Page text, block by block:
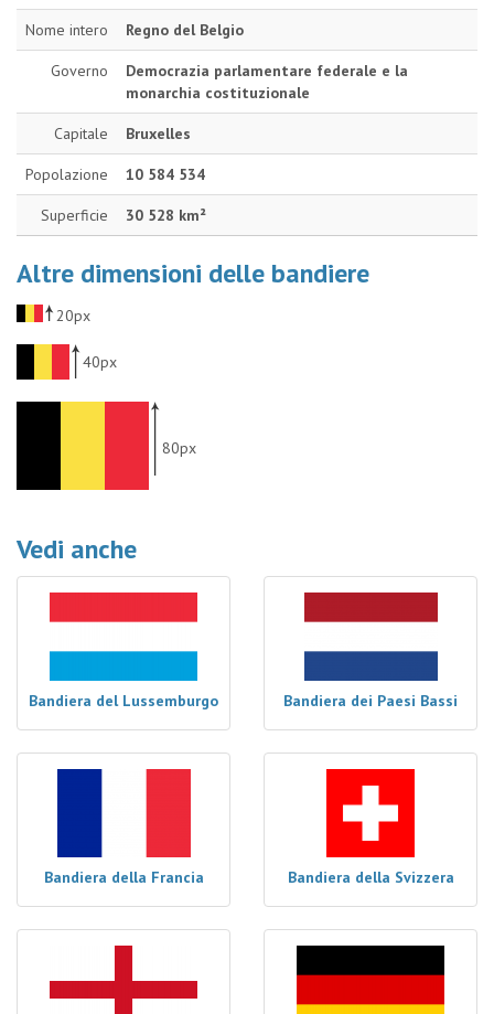
Nome intero Regno del Belgio
Governo
Democrazia parlamentare federale e la
monarchia costituzionale
Capitale Bruxelles
Popolazione 10 584 534
Superficie 30 528 km²
Altre dimensioni delle bandiere
20px
40px
80px
Vedi anche
Bandiera del Lussemburgo Bandiera dei Paesi Bassi
Bandiera della Francia Bandiera della Svizzera